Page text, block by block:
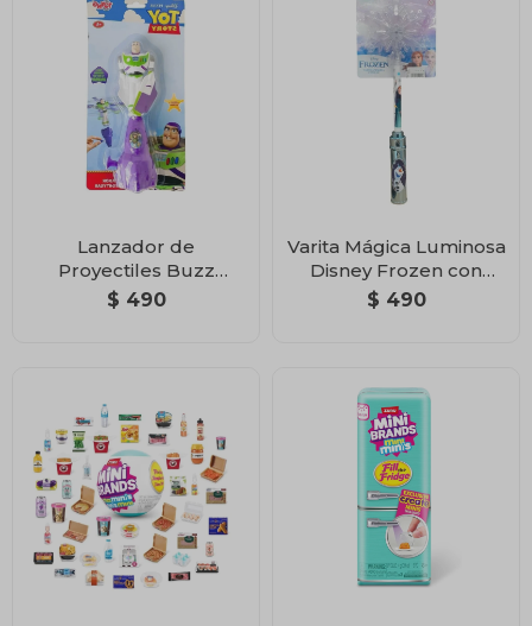
Lanzador de
Proyectiles Buzz
Lightyear Toy Story 14 x
$ 490
Varita Mágica Luminosa
Disney Frozen con
Luces 38 x 11 x 2,8 cm
$ 490